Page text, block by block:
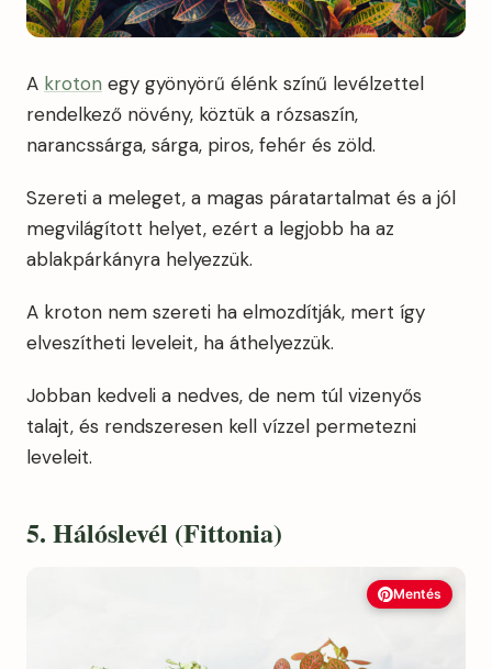
A kroton egy gyönyörű élénk színű levélzettel
rendelkező növény, köztük a rózsaszín,
narancssárga, sárga, piros, fehér és zöld.
Szereti a meleget, a magas páratartalmat és a jól
megvilágított helyet, ezért a legjobb ha az
ablakpárkányra helyezzük.
A kroton nem szereti ha elmozdítják, mert így
elveszítheti leveleit, ha áthelyezzük.
Jobban kedveli a nedves, de nem túl vizenyős
talajt, és rendszeresen kell vízzel permetezni
leveleit.
5. Hálóslevél (Fittonia)
Mentés